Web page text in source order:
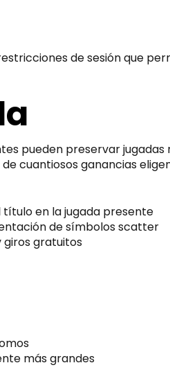
de sesión que
pueden preservar jugadas
cuantiosos ganancias
en la jugada presente
de símbolos scatter
giros gratuitos
más grandes